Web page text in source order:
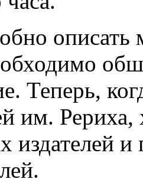
описать
Теперь,
им. Рериха,
издателей